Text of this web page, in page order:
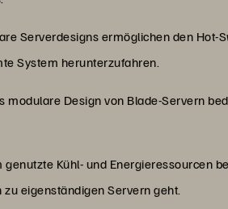
Serverdesigns ermöglichen den Hot-
System herunterzufahren.
modulare Design von Blade-Servern
genutzte Kühl- und Energieressourcen
eigenständigen Servern geht.